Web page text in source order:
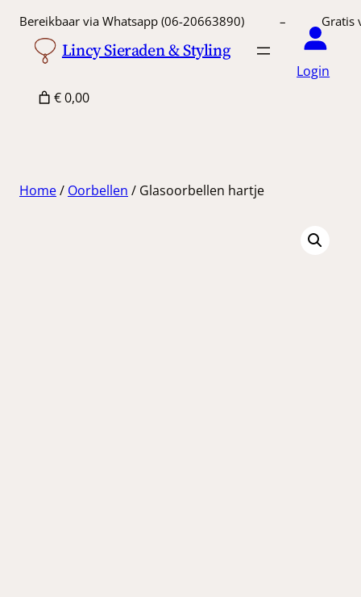
GaBereikbaar via Whatsapp (06-20663890) –
Lincy Sieraden & Styling
Login
€ 0,00
Home/ Oorbellen / Glasoorbellen hartje